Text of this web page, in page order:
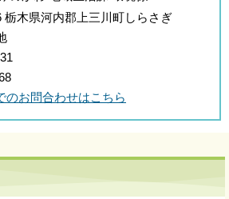
栃木県河内郡上三川町しらさぎ
のお問合わせはこちら